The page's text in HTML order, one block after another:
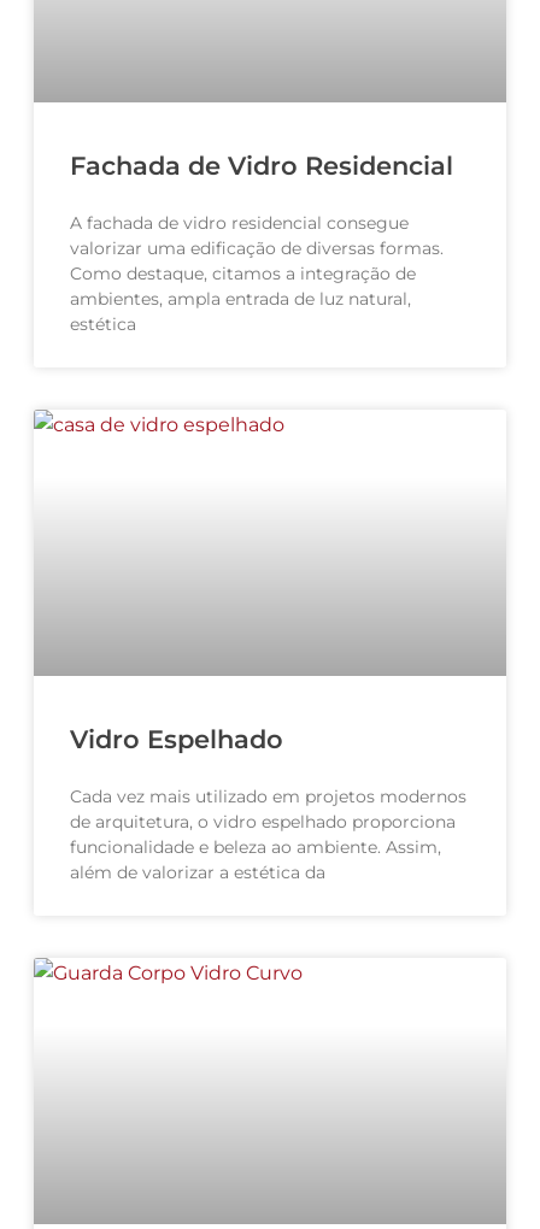
Fachada de Vidro Residencial
A fachada de vidro residencial consegue
valorizar uma edificação de diversas formas.
Como destaque, citamos a integração de
ambientes, ampla entrada de luz natural,
estética
Vidro Espelhado
Cada vez mais utilizado em projetos modernos
de arquitetura, o vidro espelhado proporciona
funcionalidade e beleza ao ambiente. Assim,
além de valorizar a estética da